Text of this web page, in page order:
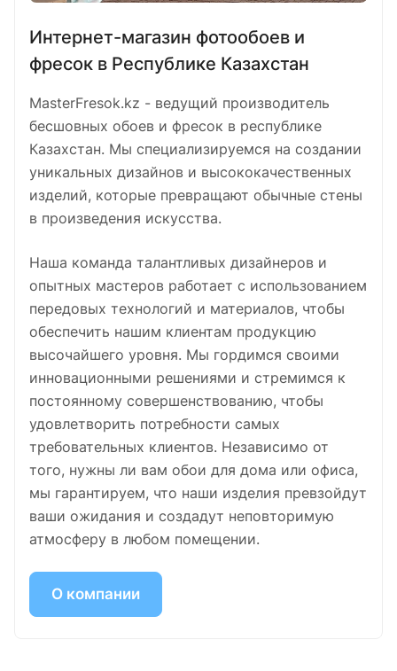
Интернет-магазин фотообоев и
фресок в Республике Казахстан
MasterFresok.kz - ведущий производитель
бесшовных обоев и фресок в республике
Казахстан. Мы специализируемся на создании
уникальных дизайнов и высококачественных
изделий, которые превращают обычные стены
в произведения искусства.
Наша команда талантливых дизайнеров и
опытных мастеров работает с использованием
передовых технологий и материалов, чтобы
обеспечить нашим клиентам продукцию
высочайшего уровня. Мы гордимся своими
инновационными решениями и стремимся к
постоянному совершенствованию, чтобы
удовлетворить потребности самых
требовательных клиентов. Независимо от
того, нужны ли вам обои для дома или офиса,
мы гарантируем, что наши изделия превзойдут
ваши ожидания и создадут неповторимую
атмосферу в любом помещении.
О компании